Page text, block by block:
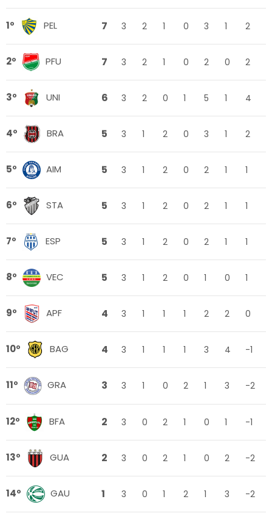
1º PEL 7 3 2 1 0 3 1 2
2º PFU 7 3 2 1 0 2 0 2
3º UNI 6 3 2 0 1 5 1 4
4º BRA 5 3 1 2 0 3 1 2
5º AIM 5 3 1 2 0 2 1 1
6º STA 5 3 1 2 0 2 1 1
7º ESP 5 3 1 2 0 2 1 1
8º VEC 5 3 1 2 0 1 0 1
9º APF 4 3 1 1 1 2 2 0
10º BAG 4 3 1 1 1 3 4 -1
11º GRA 3 3 1 0 2 1 3 -2
12º BFA 2 3 0 2 1 0 1 -1
13º GUA 2 3 0 2 1 0 2 -2
14º GAU 1 3 0 1 2 1 3 -2